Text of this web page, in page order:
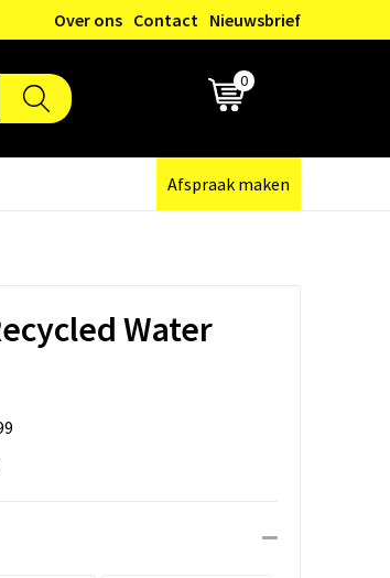
Over ons Contact Nieuwsbrief
0
Afspraak maken
Water